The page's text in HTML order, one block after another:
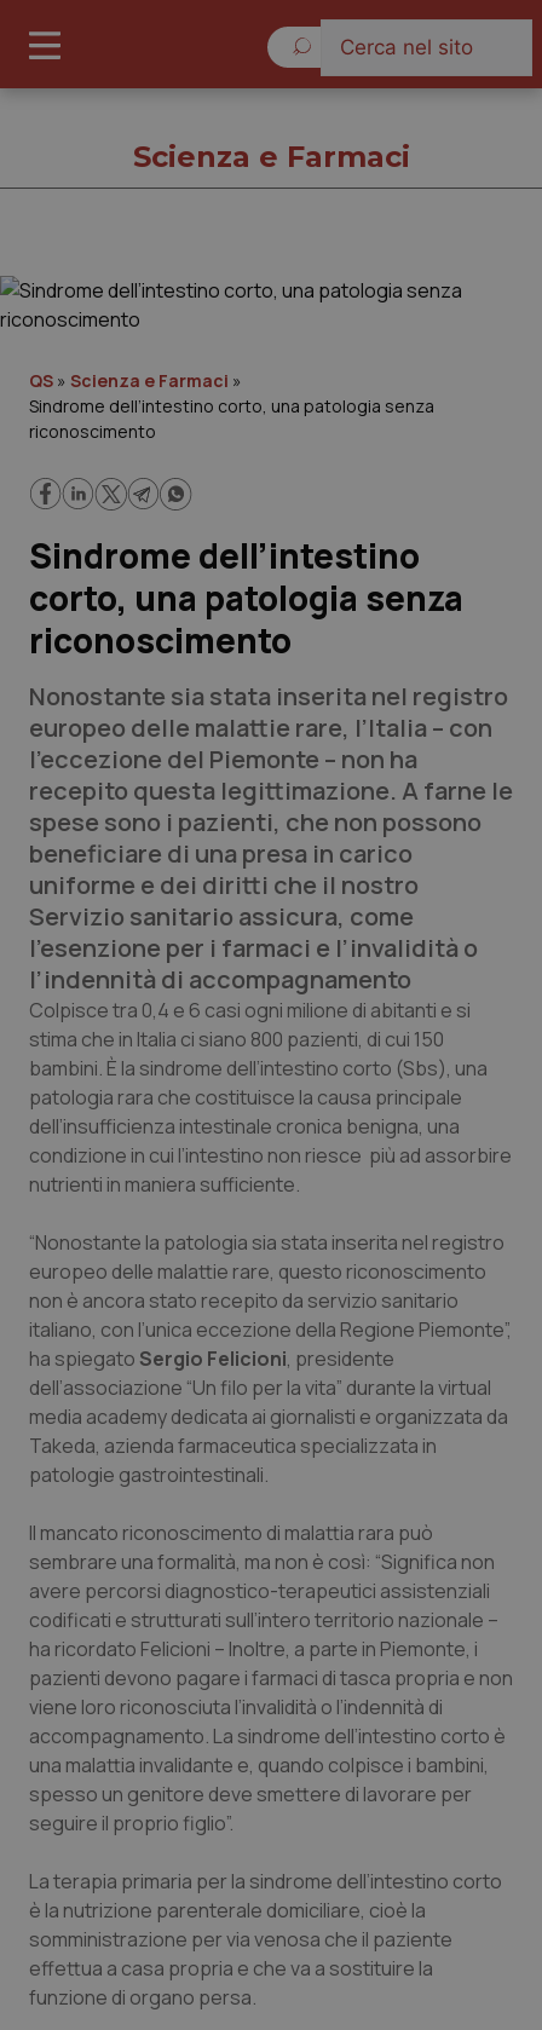
Governo e Parlamento
Regioni e Asl
Lavoro e Professioni
Scienza e Farmaci
Studi e Analisi
Lettere al direttore
Edizioni Regionali
QS Pro
Professionisti Sanitari.AI
Abruzzo
Basilicata
Calabria
Campania
Emilia-Romagna
Friuli Venezia Giulia
Lazio
Liguria
Lombardia
Marche
Molise
Piemonte
Provincia Autonoma di Bolzano
Provincia Autonoma di Trento
Sardegna
Sicilia
QS Pro Gold
Artrite & artrosi
Asma & BPCO
Car-T
Colesterolo & coronaropatie
Dermatite Atopica
Diabete & glucometri
Disturbi dell’umore
Dolore
Donna & Salute
Epatiti
HIV
Infezioni & Febbre
Ipertensione & Scompenso
Malattia di Crohn & Rettocolite Ulcerosa
Neuroscienze & patologie neurodegenerative
QS Club Newsletter
Scienza e Farmaci
QS » Scienza e Farmaci »
Sindrome dell’intestino corto, una patologia senza
riconoscimento
Sindrome dell’intestino
corto, una patologia senza
riconoscimento
Nonostante sia stata inserita nel registro
europeo delle malattie rare, l’Italia – con
l’eccezione del Piemonte – non ha
recepito questa legittimazione. A farne le
spese sono i pazienti, che non possono
beneficiare di una presa in carico
uniforme e dei diritti che il nostro
Servizio sanitario assicura, come
l’esenzione per i farmaci e l’invalidità o
l’indennità di accompagnamento
Colpisce tra 0,4 e 6 casi ogni milione di abitanti e si
stima che in Italia ci siano 800 pazienti, di cui 150
bambini. È la sindrome dell’intestino corto (Sbs), una
patologia rara che costituisce la causa principale
dell’insufficienza intestinale cronica benigna, una
condizione in cui l’intestino non riesce più ad assorbire
nutrienti in maniera sufficiente.
“Nonostante la patologia sia stata inserita nel registro
europeo delle malattie rare, questo riconoscimento
non è ancora stato recepito da servizio sanitario
italiano, con l’unica eccezione della Regione Piemonte”,
ha spiegato Sergio Felicioni, presidente
dell’associazione “Un filo per la vita” durante la virtual
media academy dedicata ai giornalisti e organizzata da
Takeda, azienda farmaceutica specializzata in
patologie gastrointestinali.
Il mancato riconoscimento di malattia rara può
sembrare una formalità, ma non è così: “Significa non
avere percorsi diagnostico-terapeutici assistenziali
codificati e strutturati sull’intero territorio nazionale –
ha ricordato Felicioni – Inoltre, a parte in Piemonte, i
pazienti devono pagare i farmaci di tasca propria e non
viene loro riconosciuta l’invalidità o l’indennità di
accompagnamento. La sindrome dell’intestino corto è
una malattia invalidante e, quando colpisce i bambini,
spesso un genitore deve smettere di lavorare per
seguire il proprio figlio”.
La terapia primaria per la sindrome dell’intestino corto
è la nutrizione parenterale domiciliare, cioè la
somministrazione per via venosa che il paziente
effettua a casa propria e che va a sostituire la
funzione di organo persa.